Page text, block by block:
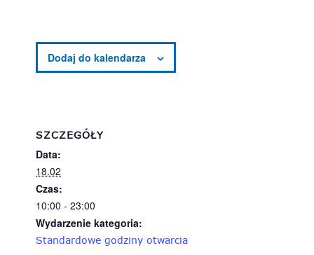
SZCZEGÓŁY
Data:
18.02
Czas:
10:00 - 23:00
Wydarzenie kategoria:
Standardowe godziny otwarcia